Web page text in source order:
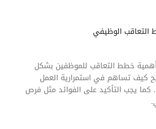
الوظيفي
خطط التعاقب للموظفين بشكل
كيف تساهم في استمرارية العمل
كما يجب التأكيد على الفوائد مثل فرص